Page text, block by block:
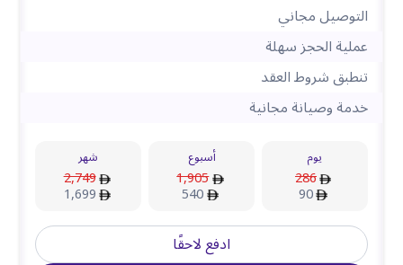
التوصيل مجاني
عملية الحجز سهلة
تنطبق شروط العقد
خدمة وصيانة مجانية
يوم
286
90
أسبوع
1,905
540
شهر
2,749
1,699
ادفع لاحقًا